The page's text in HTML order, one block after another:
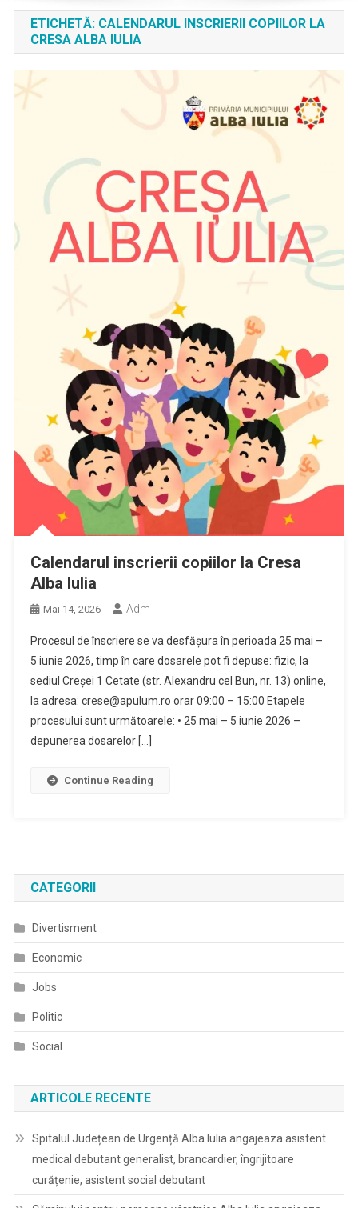
ETICHETĂ: CALENDARUL INSCRIERII COPIILOR LA
CRESA ALBA IULIA
Calendarul inscrierii copiilor la Cresa
Alba Iulia
Mai 14, 2026 Adm
Procesul de înscriere se va desfășura în perioada 25 mai –
5 iunie 2026, timp în care dosarele pot fi depuse: fizic, la
sediul Creșei 1 Cetate (str. Alexandru cel Bun, nr. 13) online,
la adresa: crese@apulum.ro orar 09:00 – 15:00 Etapele
procesului sunt următoarele: • 25 mai – 5 iunie 2026 –
depunerea dosarelor […]
Continue Reading
CATEGORII
Divertisment
Economic
Jobs
Politic
Social
ARTICOLE RECENTE
Spitalul Județean de Urgență Alba Iulia angajeaza asistent
medical debutant generalist, brancardier, îngrijitoare
curățenie, asistent social debutant